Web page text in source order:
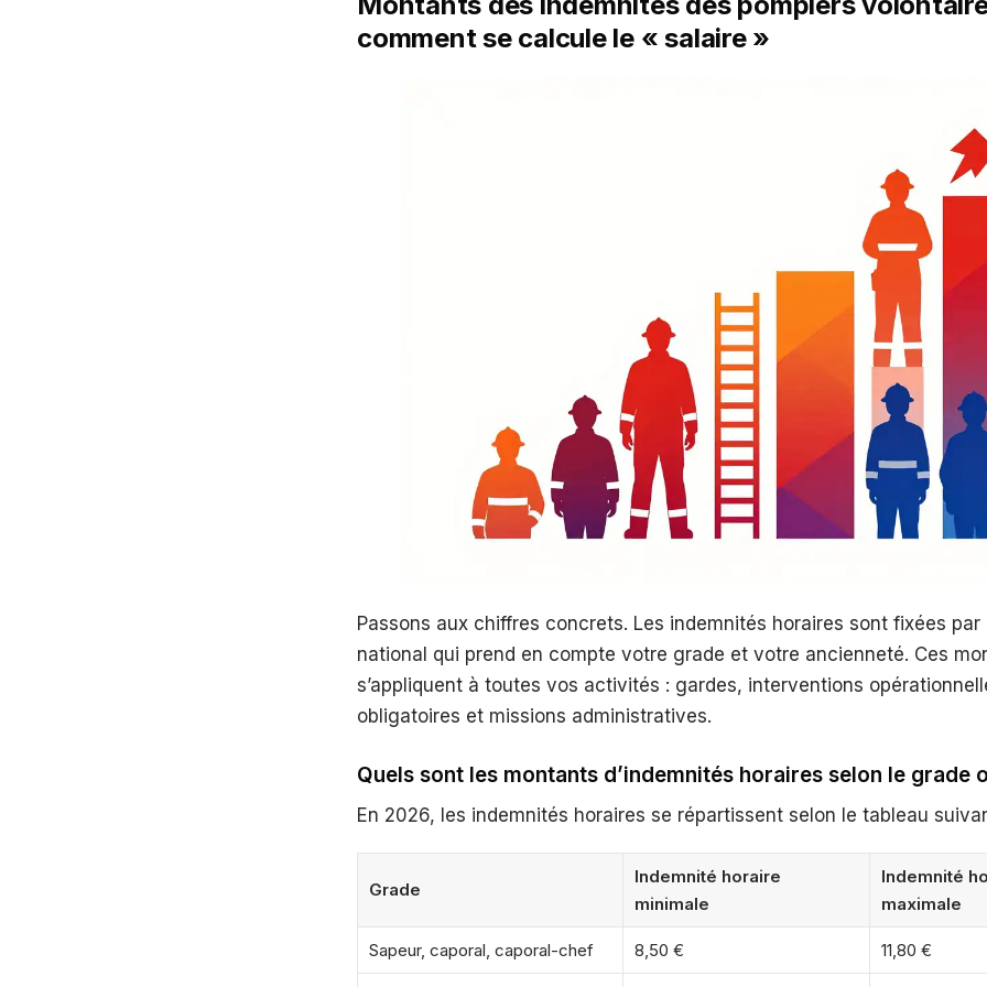
comment se calcule le « salaire »
Passons aux chiffres concrets. Les indemnités horaires sont fixées par
national qui prend en compte votre grade et votre ancienneté. Ces
s’appliquent à toutes vos activités : gardes, interventions
obligatoires et missions administratives.
Quels sont les montants d’indemnités horaires selon le grade
En 2026, les indemnités horaires se répartissent selon le tableau
Grade
Indemnité horaire
minimale
Indemnité
maximale
Sapeur, caporal, caporal-chef 8,50 € 11,80 €